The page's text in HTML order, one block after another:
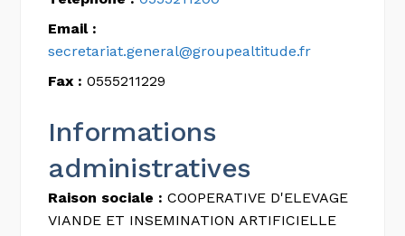
Email :
secretariat.general@groupealtitude.fr
Fax : 0555211229
Informations
administratives
Raison sociale : COOPERATIVE D'ELEVAGE
VIANDE ET INSEMINATION ARTIFICIELLE